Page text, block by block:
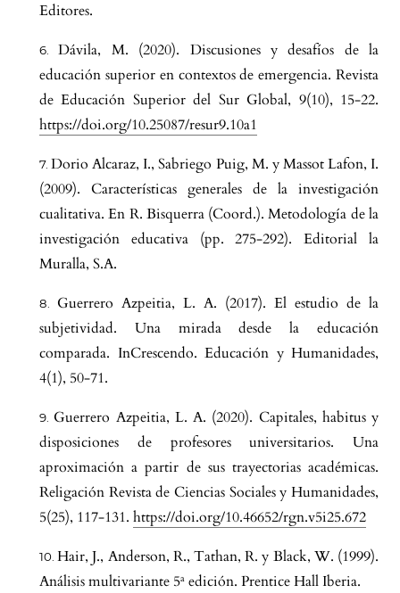
Editores.
Dávila, M. (2020). Discusiones y desafíos de la
educación superior en contextos de emergencia. Revista
de Educación Superior del Sur Global, 9(10), 15-22.
https://doi.org/10.25087/resur9.10a1
Dorio Alcaraz, I., Sabriego Puig, M. y Massot Lafon, I.
(2009). Características generales de la investigación
cualitativa. En R. Bisquerra (Coord.). Metodología de la
investigación educativa (pp. 275-292). Editorial la
Muralla, S.A.
Guerrero Azpeitia, L. A. (2017). El estudio de la
subjetividad. Una mirada desde la educación
comparada. InCrescendo. Educación y Humanidades,
4(1), 50-71.
Guerrero Azpeitia, L. A. (2020). Capitales, habitus y
disposiciones de profesores universitarios. Una
aproximación a partir de sus trayectorias académicas.
Religación Revista de Ciencias Sociales y Humanidades,
5(25), 117-131. https://doi.org/10.46652/rgn.v5i25.672
Hair, J., Anderson, R., Tathan, R. y Black, W. (1999).
Análisis multivariante 5ª edición. Prentice Hall Iberia.